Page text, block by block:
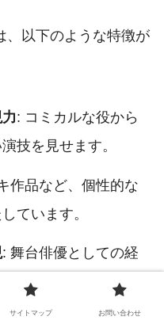
、以下のような特徴が
: コミカルな役から
技を見せます。
作品など、個性的な
ています。
: 舞台俳優としての経
れています。
サイトマップ お問い合わせ